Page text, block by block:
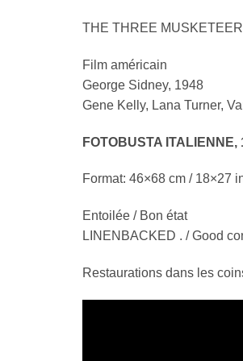
THE THREE
Film américain
George Sidney, 1948
Gene Kelly, Lana Turner,
FOTOBUSTA ITALIENNE,
Format: 46×68 cm / 18×27
Entoilée / Bon état
LINENBACKED . / Good
Restaurations dans les